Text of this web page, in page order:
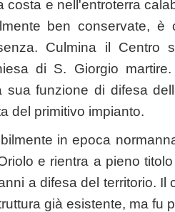
costa e nell'entroterra
ben conservate,
Culmina il Centro
di S. Giorgio
funzione di difesa
del primitivo impianto.
in epoca
e rientra a pieno
a difesa del territorio. Il
già esistente, ma fu